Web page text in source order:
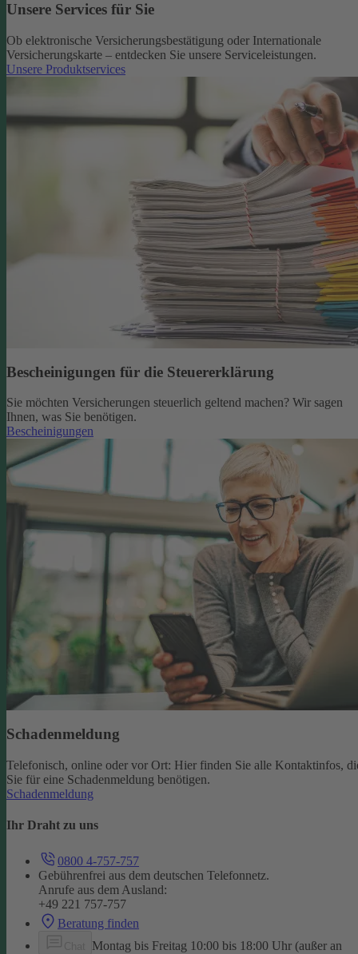
Unsere Services für Sie
Ob elektronische Versicherungsbestätigung oder Internationale
Versicherungskarte – entdecken Sie unsere Serviceleistungen.
Unsere Produktservices
Bescheinigungen für die Steuererklärung
Sie möchten Versicherungen steuerlich geltend machen? Wir sagen
Ihnen, was Sie benötigen.
Bescheinigungen
Schadenmeldung
Telefonisch, online oder vor Ort: Hier finden Sie alle Kontaktinfos,
Sie für eine Schadenmeldung benötigen.
Schadenmeldung
Ihr Draht zu uns
0800 4-757-757
Gebührenfrei aus dem deutschen Telefonnetz.
Anrufe aus dem Ausland:
+49 221 757-757
Beratung finden
Montag bis Freitag 10:00 bis 18:00 Uhr (außer an